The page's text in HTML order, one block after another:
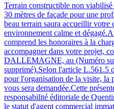
Terrain constructible non
30 mètres de façade pour une
beau terrain saura accueillir votre
environnement calme et
comprend les honoraires à la
accompagner dans votre projet,
DALLEMAGNE, au (Numéro
supprimé).Selon l'article L.561.5
pour l'organisation de la visite, la
vous sera demandée.Cette
responsabilité éditoriale de
le statut d'agent commercial